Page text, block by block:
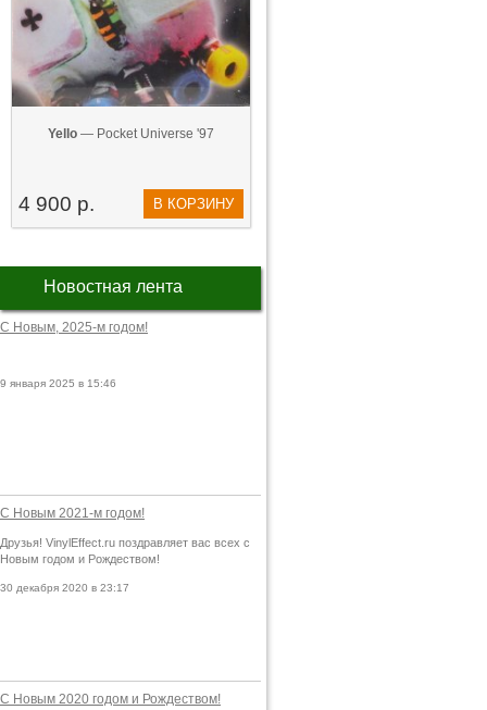
Yello — Pocket Universe '97
4 900 р. В КОРЗИНУ
Новостная лента
С Новым, 2025-м годом!
9 января 2025 в 15:46
С Новым 2021-м годом!
Друзья! VinylEffect.ru поздравляет вас всех с
Новым годом и Рождеством!
30 декабря 2020 в 23:17
С Новым 2020 годом и Рождеством!